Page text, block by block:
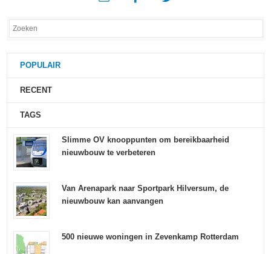
POPULAIR
RECENT
TAGS
Slimme OV knooppunten om bereikbaarheid
nieuwbouw te verbeteren
Van Arenapark naar Sportpark Hilversum, de
nieuwbouw kan aanvangen
500 nieuwe woningen in Zevenkamp Rotterdam